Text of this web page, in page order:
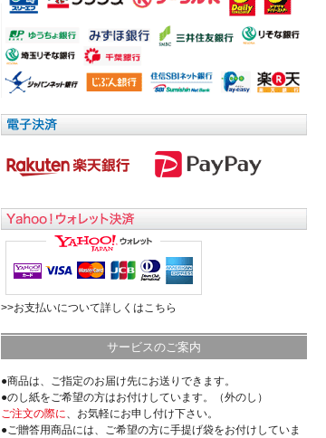
>>お支払いについて詳しくはこちら
サービスのご案内
●商品は、ご指定のお届け先にお送りできます。
●のし紙をご希望の方はお付けしています。（外のし）
ご注文の際に、お気軽にお申し付け下さい。
●ご贈答用商品には、ご希望の方に手提げ袋をお付けしていま